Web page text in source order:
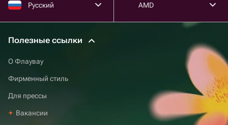
Русский AMD
Полезные ссылки
О Флаувау
Фирменный стиль
Для прессы
Вакансии